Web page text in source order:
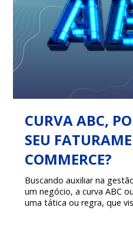
CURVA ABC,
SEU
COMMERCE?
Buscando auxiliar na
um negócio, a curva ABC
uma tática ou regra, que